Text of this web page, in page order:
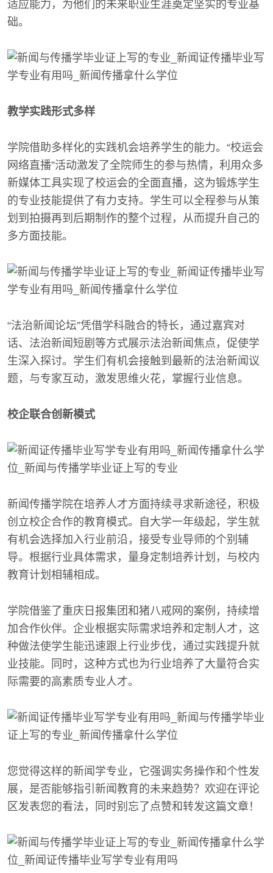
适应能力，为他们的未来职业生涯奠定坚实的专业基
础。
教学实践形式多样
学院借助多样化的实践机会培养学生的能力。“校运会
网络直播”活动激发了全院师生的参与热情，利用众多
新媒体工具实现了校运会的全面直播，这为锻炼学生
的专业技能提供了有力支持。学生可以全程参与从策
划到拍摄再到后期制作的整个过程，从而提升自己的
多方面技能。
“法治新闻论坛”凭借学科融合的特长，通过嘉宾对
话、法治新闻短剧等方式展示法治新闻焦点，促使学
生深入探讨。学生们有机会接触到最新的法治新闻议
题，与专家互动，激发思维火花，掌握行业信息。
校企联合创新模式
新闻传播学院在培养人才方面持续寻求新途径，积极
创立校企合作的教育模式。自大学一年级起，学生就
有机会选择加入行业前沿，接受专业导师的个别辅
导。根据行业具体需求，量身定制培养计划，与校内
教育计划相辅相成。
学院借鉴了重庆日报集团和猪八戒网的案例，持续增
加合作伙伴。企业根据实际需求培养和定制人才，这
种做法使学生能迅速跟上行业步伐，通过实践提升就
业技能。同时，这种方式也为行业培养了大量符合实
际需要的高素质专业人才。
您觉得这样的新闻学专业，它强调实务操作和个性发
展，是否能够指引新闻教育的未来趋势？欢迎在评论
区发表您的看法，同时别忘了点赞和转发这篇文章！